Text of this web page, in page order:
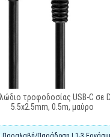
τροφοδοσίας USB-C σε
5.5x2.5mm, 0.5m, μαύρο